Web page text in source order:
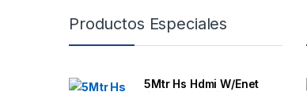
Productos Especiales
5Mtr Hs Hdmi W/Enet